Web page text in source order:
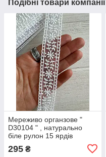
Подібні товари компанії
Мереживо органзове "
D30104 " , натурально
біле рулон 15 ярдів
295 ₴